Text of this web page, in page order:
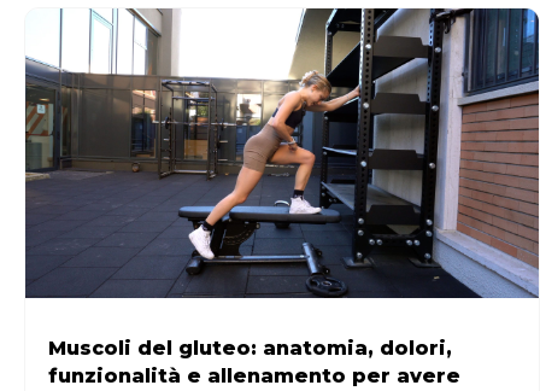
Muscoli del gluteo: anatomia, dolori,
funzionalità e allenamento per avere